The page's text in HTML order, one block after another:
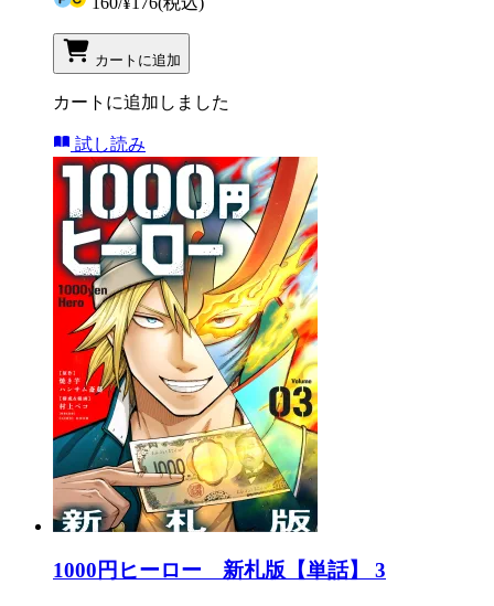
カートに追加
カートに追加しました
試し読み
1000円ヒーロー 新札版【単話】 3